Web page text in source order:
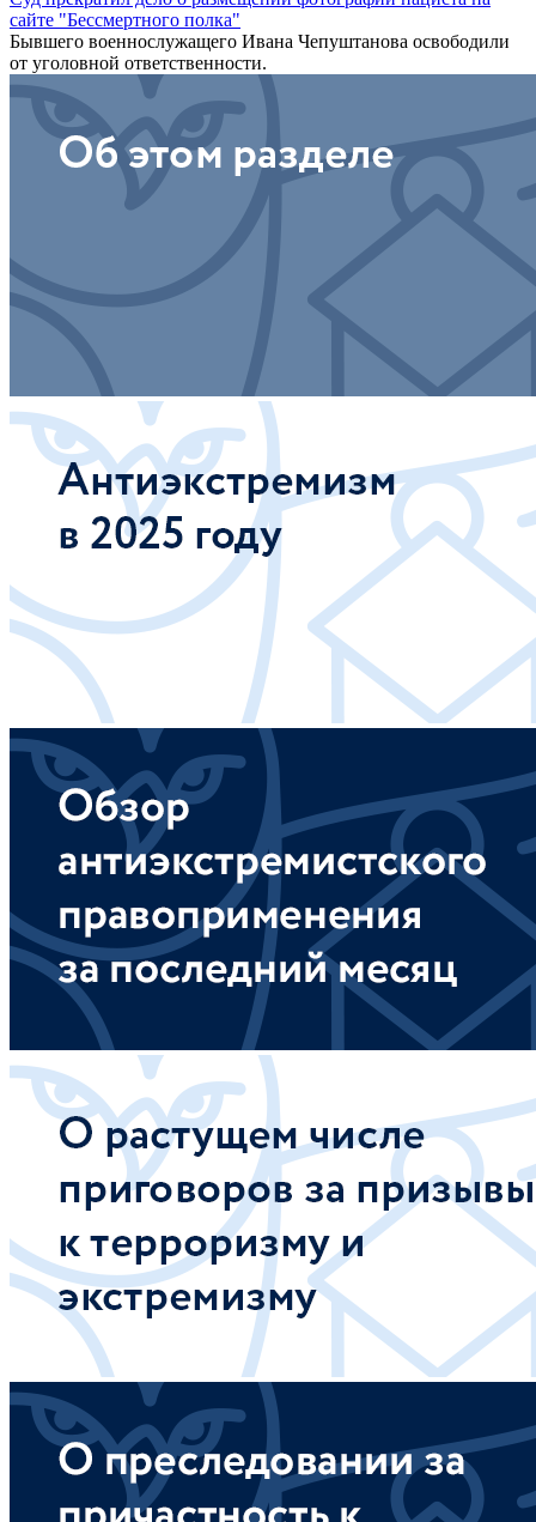
сайте "Бессмертного полка"
Бывшего военнослужащего Ивана Чепуштанова освободили
от уголовной ответственности.